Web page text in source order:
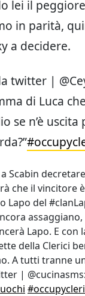
lei il
in parità,
a decidere.
twitter |
di Luca
se n’è
a Scabin
che il vincitore
Lapo del
Lapo. E con
della Clerici
A tutti tranne
|